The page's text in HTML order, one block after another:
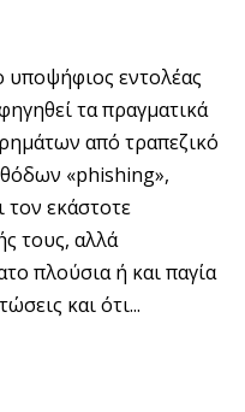
υποψήφιος εντολέας
τα πραγματικά
από τραπεζικό
«phishing»,
τον εκάστοτε
τους, αλλά
πλούσια ή και παγία
και ότι...